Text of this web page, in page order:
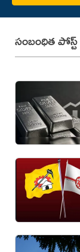
సంబంధిత పోస్ట్